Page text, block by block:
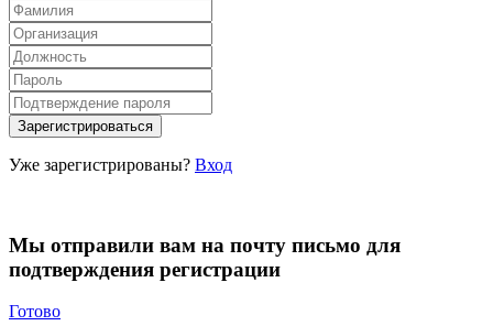
Уже зарегистрированы? Вход
Мы отправили вам на почту письмо для
подтверждения регистрации
Готово